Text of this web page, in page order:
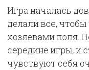
Игра началась
делали все,
хозяевами поля.
середине игры, и
чувствуют себя